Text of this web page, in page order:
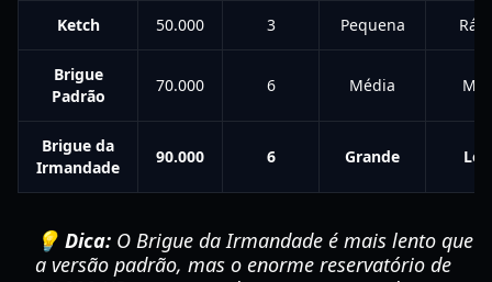
Ketch 50.000 3 Pequena
Brigue
Padrão
70.000 6 Média
Brigue da
Irmandade
90.000 6 Grande
💡 Dica: O Brigue da Irmandade é mais lento que
a versão padrão, mas o enorme reservatório de